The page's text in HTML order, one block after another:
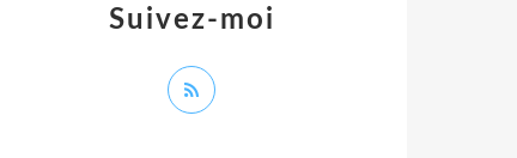
Suivez-moi